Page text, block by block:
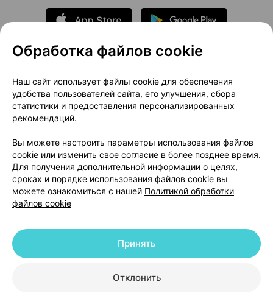
О проекте
Новости проекта
Размещение рекламы
Медицинский маркетинг
Публичный договор
Доставка
Способы оплаты
Вакансии
Партнеры
Написать руководителю 103.by
Написать в поддержку
Персональные настройки Cookie
© 2026 ООО «Артокс Лаб», УНП 191700409 | 220012, Республика Беларусь,
+375 291212755
Обработка файлов cookie
Наш сайт использует файлы cookie для обеспечения
удобства пользователей сайта, его улучшения, сбора
статистики и предоставления персонализированных
рекомендаций.
Вы можете настроить параметры использования файлов
cookie или изменить свое согласие в более позднее время.
Для получения дополнительной информации о целях,
сроках и порядке использования файлов cookie вы
можете ознакомиться с нашей Политикой обработки
файлов cookie
Отклонить
Принять